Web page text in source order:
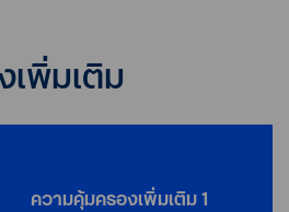
พิ่มเติม
ความคุ้มครองเพิ่มเติม 1